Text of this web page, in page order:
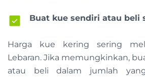
Buat kue sendiri atau beli
Harga kue kering sering
Lebaran. Jika memungkinkan,
atau beli dalam jumlah